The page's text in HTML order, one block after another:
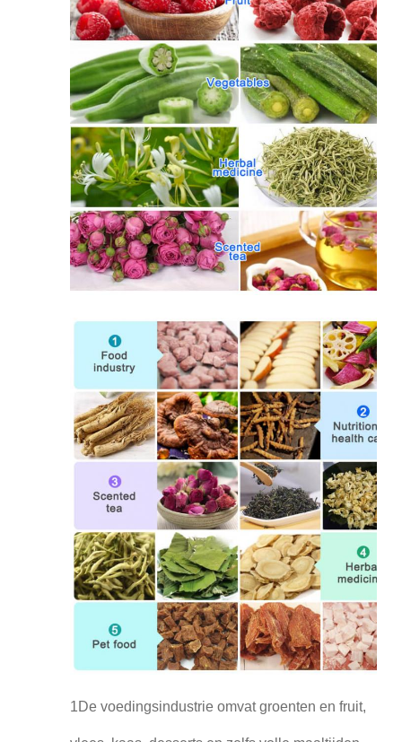
1De voedingsindustrie omvat groenten en fruit,